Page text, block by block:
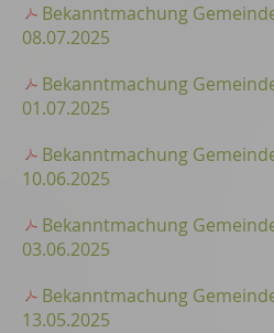
Bekanntmachung
08.07.2025
Bekanntmachung
01.07.2025
Bekanntmachung
10.06.2025
Bekanntmachung
03.06.2025
Bekanntmachung
13.05.2025